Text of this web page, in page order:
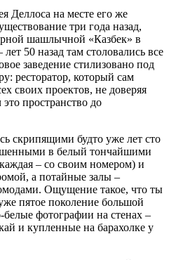
Деллоса на месте его же
три года назад,
шашлычной «Казбек» в
лет 50 назад там столовались все
заведение стилизовано под
ресторатор, который сам
своих проектов, не доверяя
пространство до
скрипящими будто уже лет сто
в белый тончайшими
– со своим номером) и
а потайные залы –
Ощущение такое, что ты
пятое поколение большой
фотографии на стенах –
и купленные на барахолке у